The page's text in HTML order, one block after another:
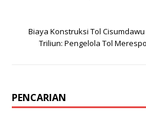
Biaya Konstruksi Tol Cisumdawu
Triliun: Pengelola Tol
PENCARIAN